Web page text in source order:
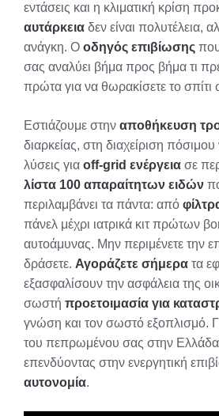
εντάσεις και η κλιματική κρίση
αυτάρκεια δεν είναι πολυτέλεια,
ανάγκη. Ο οδηγός επιβίωσης
σας αναλύει βήμα προς βήμα τι
πρώτα για να θωρακίσετε το σπίτι
Εστιάζουμε στην αποθήκευση
διαρκείας, στη διαχείριση πόσιμου
λύσεις για off-grid ενέργεια σε
λίστα 100 απαραίτητων ειδών
περιλαμβάνει τα πάντα: από
πάνελ μέχρι ιατρικά κιτ πρώτων
αυτοάμυνας. Μην περιμένετε την
δράσετε. Αγοράζετε σήμερα τα
εξασφαλίσουν την ασφάλεια της
σωστή προετοιμασία για
γνώση και τον σωστό εξοπλισμό.
του πεπρωμένου σας στην
επενδύοντας στην ενεργητική
αυτονομία.